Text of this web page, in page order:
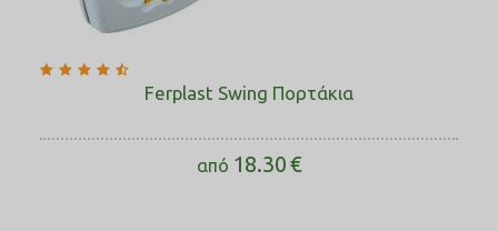
Ferplast Swing Πορτάκια
από 18.30€